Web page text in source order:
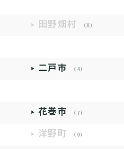
田野畑村 （0）
二戸市 （4）
花巻市 （7）
洋野町 （0）